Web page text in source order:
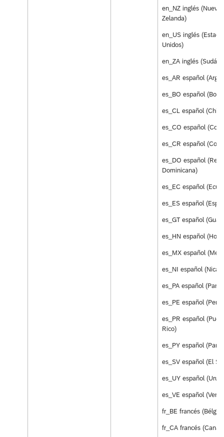
en_NZ inglés (Nueva
Zelanda)
en_US inglés
Unidos)
en_ZA inglés
es_AR español
es_BO español
es_CL español (Chile)
es_CO español
es_CR español
es_DO español
Dominicana)
es_EC español
es_ES español
es_GT español
es_HN español
es_MX español
es_NI español
es_PA español
es_PE español (Perú)
es_PR español
Rico)
es_PY español
es_SV español (El
es_UY español
es_VE español
fr_BE francés
fr_CA francés